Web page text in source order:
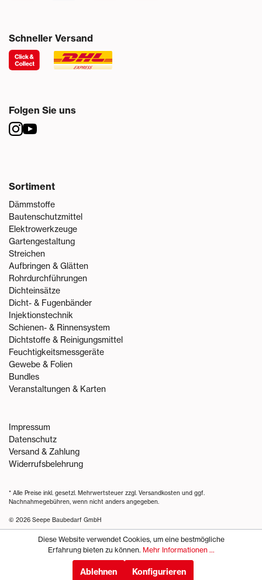
Schneller Versand
Folgen Sie uns
Sortiment
Dämmstoffe
Bautenschutzmittel
Elektrowerkzeuge
Gartengestaltung
Streichen
Aufbringen & Glätten
Rohrdurchführungen
Dichteinsätze
Dicht- & Fugenbänder
Injektionstechnik
Schienen- & Rinnensystem
Dichtstoffe & Reinigungsmittel
Feuchtigkeitsmessgeräte
Gewebe & Folien
Bundles
Veranstaltungen & Karten
Impressum
Datenschutz
Versand & Zahlung
Widerrufsbelehrung
© 2026 Seepe Baubedarf GmbH
* Alle Preise inkl. gesetzl. Mehrwertsteuer zzgl. Versandkosten und ggf.
Nachnahmegebühren, wenn nicht anders angegeben.
Diese Website verwendet Cookies, um eine bestmögliche
Erfahrung bieten zu können. Mehr Informationen ...
Ablehnen Konfigurieren